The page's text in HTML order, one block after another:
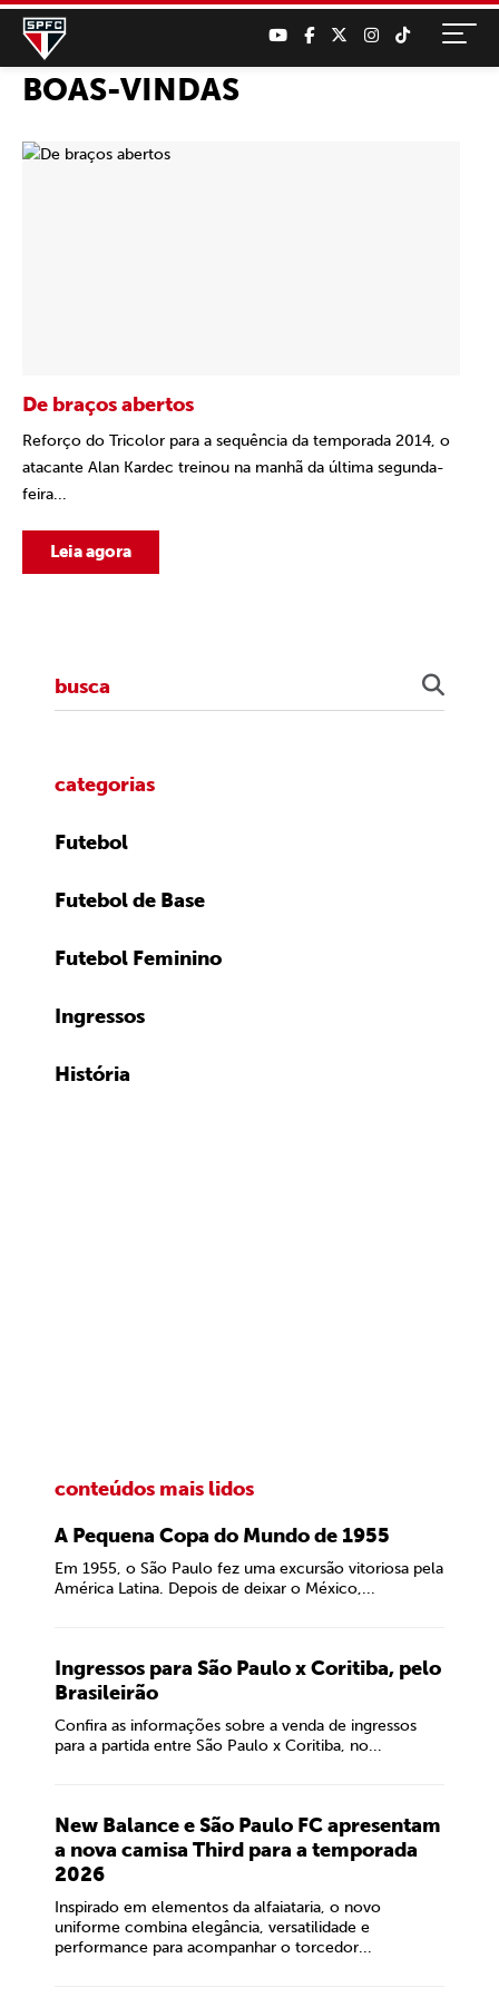
BOAS-VINDAS
De braços abertos
Reforço do Tricolor para a sequência da temporada 2014, o
atacante Alan Kardec treinou na manhã da última segunda-
feira...
Leia agora
categorias
Futebol
Futebol de Base
Futebol Feminino
Ingressos
História
conteúdos mais lidos
A Pequena Copa do Mundo de 1955
Em 1955, o São Paulo fez uma excursão vitoriosa pela
América Latina. Depois de deixar o México,...
Ingressos para São Paulo x Coritiba, pelo
Brasileirão
Confira as informações sobre a venda de ingressos
para a partida entre São Paulo x Coritiba, no...
New Balance e São Paulo FC apresentam
a nova camisa Third para a temporada
2026
Inspirado em elementos da alfaiataria, o novo
uniforme combina elegância, versatilidade e
performance para acompanhar o torcedor...